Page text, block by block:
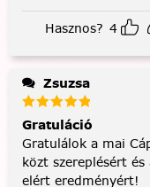
Hasznos? 4
Zsuzsa
Gratuláció
Gratulálok a mai
közt szereplésért és
elért eredményért!